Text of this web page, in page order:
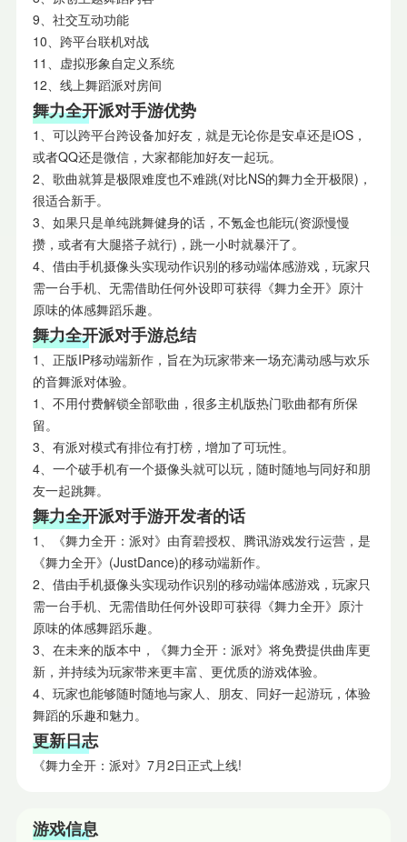
9、社交互动功能
10、跨平台联机对战
11、虚拟形象自定义系统
12、线上舞蹈派对房间
舞力全开派对手游优势
1、可以跨平台跨设备加好友，就是无论你是安卓还是iOS，
或者QQ还是微信，大家都能加好友一起玩。
2、歌曲就算是极限难度也不难跳(对比NS的舞力全开极限)，
很适合新手。
3、如果只是单纯跳舞健身的话，不氪金也能玩(资源慢慢
攒，或者有大腿搭子就行)，跳一小时就暴汗了。
4、借由手机摄像头实现动作识别的移动端体感游戏，玩家只
需一台手机、无需借助任何外设即可获得《舞力全开》原汁
原味的体感舞蹈乐趣。
舞力全开派对手游总结
1、正版IP移动端新作，旨在为玩家带来一场充满动感与欢乐
的音舞派对体验。
1、不用付费解锁全部歌曲，很多主机版热门歌曲都有所保
留。
3、有派对模式有排位有打榜，增加了可玩性。
4、一个破手机有一个摄像头就可以玩，随时随地与同好和朋
友一起跳舞。
舞力全开派对手游开发者的话
1、《舞力全开：派对》由育碧授权、腾讯游戏发行运营，是
《舞力全开》(JustDance)的移动端新作。
2、借由手机摄像头实现动作识别的移动端体感游戏，玩家只
需一台手机、无需借助任何外设即可获得《舞力全开》原汁
原味的体感舞蹈乐趣。
3、在未来的版本中，《舞力全开：派对》将免费提供曲库更
新，并持续为玩家带来更丰富、更优质的游戏体验。
4、玩家也能够随时随地与家人、朋友、同好一起游玩，体验
舞蹈的乐趣和魅力。
更新日志
《舞力全开：派对》7月2日正式上线!
游戏信息